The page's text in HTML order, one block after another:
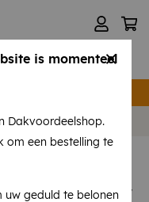
Facebook!
dik - 3.05 meter
is momenteel
Dakvoordeelshop.
om een bestelling te
uw geduld te belonen